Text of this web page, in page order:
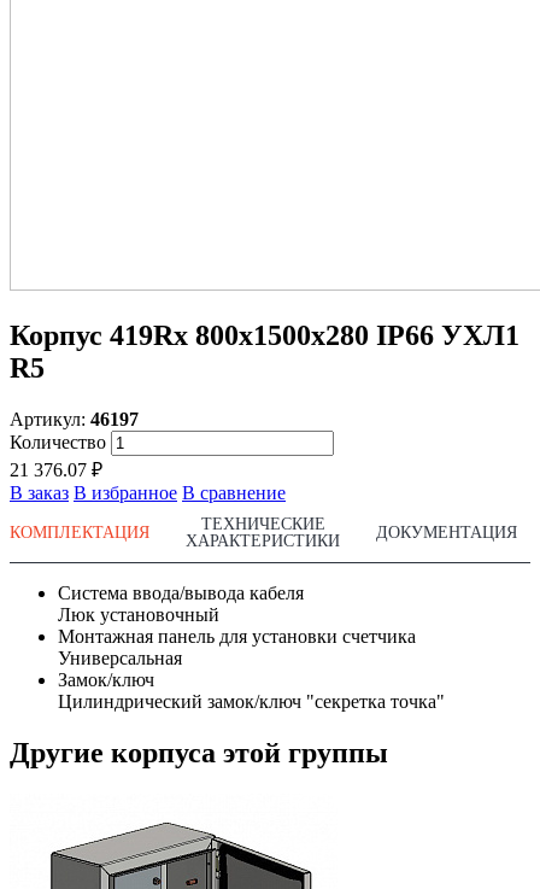
Корпус 419Rx 800х1500х280 IP66 УХЛ1
R5
Артикул: 46197
Количество
21 376.07 ₽
В заказ В избранное В сравнение
КОМПЛЕКТАЦИЯ
ТЕХНИЧЕСКИЕ
ХАРАКТЕРИСТИКИ
ДОКУМЕНТАЦИЯ
Система ввода/вывода кабеля
Люк установочный
Монтажная панель для установки счетчика
Универсальная
Замок/ключ
Цилиндрический замок/ключ "секретка точка"
Другие корпуса этой группы